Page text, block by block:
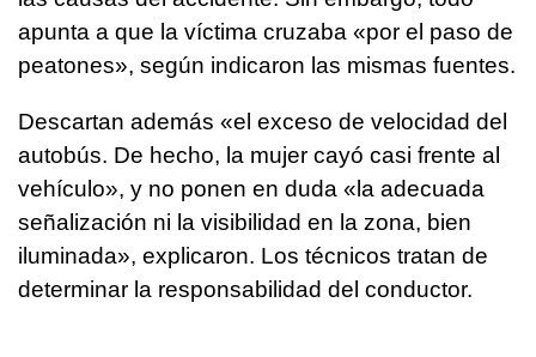
apunta a que la víctima cruzaba «por el paso de
peatones», según indicaron las mismas fuentes.
Descartan además «el exceso de velocidad del
autobús. De hecho, la mujer cayó casi frente al
vehículo», y no ponen en duda «la adecuada
señalización ni la visibilidad en la zona, bien
iluminada», explicaron. Los técnicos tratan de
determinar la responsabilidad del conductor.